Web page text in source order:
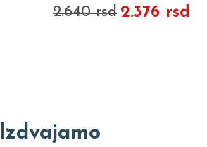
2.640 rsd 2.376 rsd
Izdvajamo